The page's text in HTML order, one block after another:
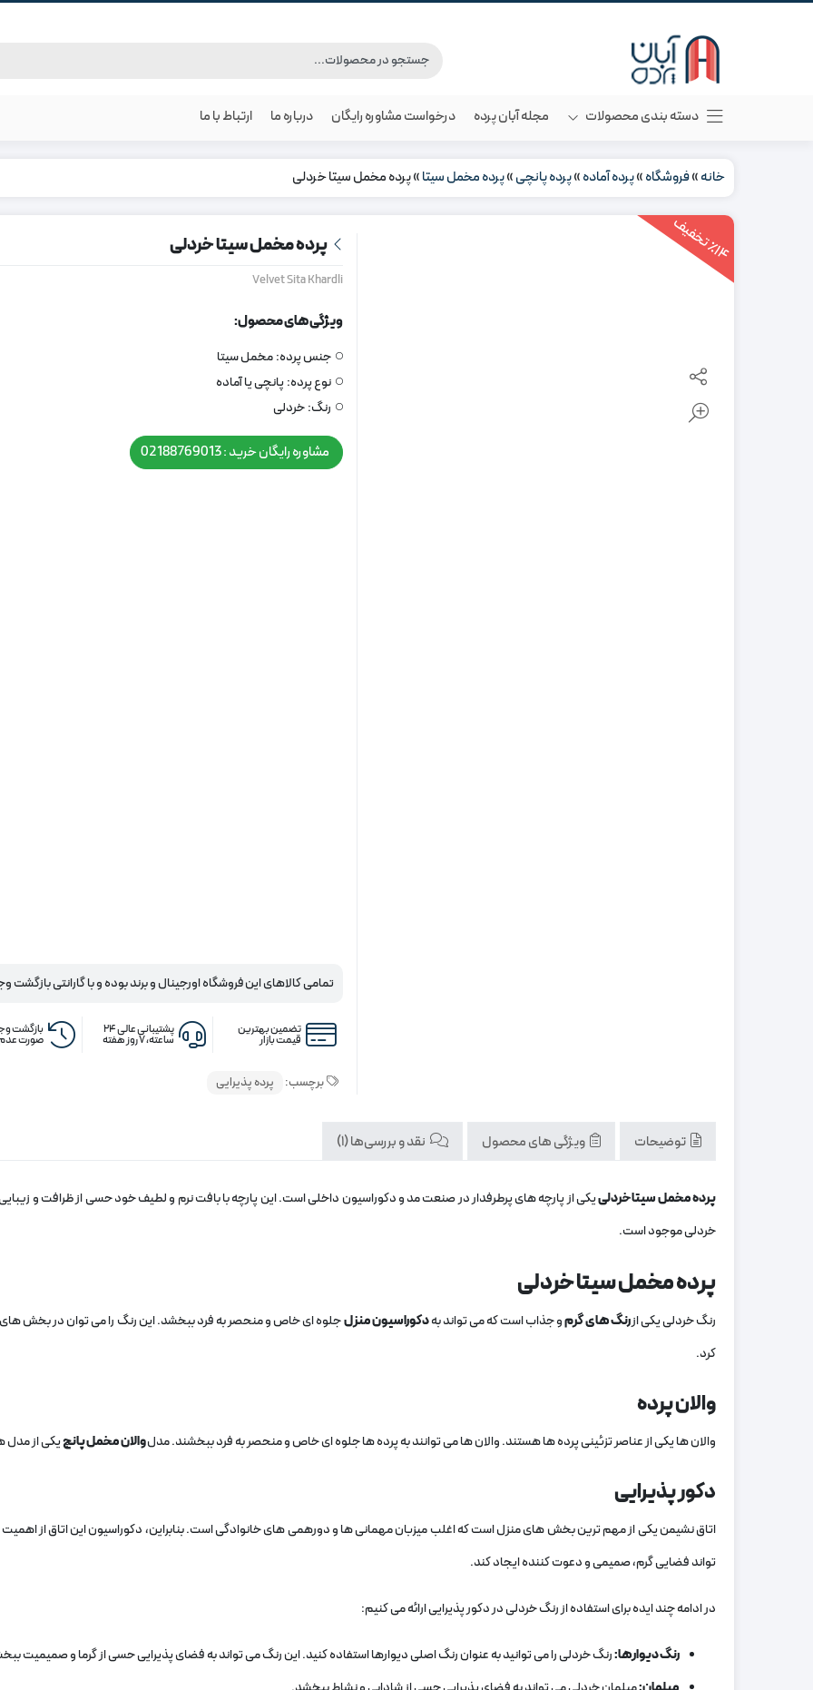
دسته بندی محصولات مجله آبان پرده درخواست مشاوره رایگان درباره ما ارتباط با ما
خانه»فروشگاه»پرده آماده»پرده پانچی»پرده مخمل سیتا»پرده مخمل سیتا خردلی
٪1
4
ت
خ
ف
یف پرده مخمل سیتا خردلی
Velvet Sita Khardli
ویژگی های محصول:
جنس پرده: مخمل سیتا
نوع پرده: پانچی یا آماده
رنگ: خردلی
مشاوره رایگان خرید : 02188769013
تمامی کالاهای این فروشگاه اورجینال و برند بوده و با گارانتی بازگشت
تضمین بهترین
قیمت بازار
پشتیبانی عالی ۲۴
ساعته، ۷ روز هفته
بازگشت
صورت
برچسب: پرده پذیرایی
توضیحات ویژگی های محصول نقد و بررسی‌ها (1)
پرده مخمل سیتا خردلییکی از پارچه‌ های پرطرفدار در صنعت مد و دکوراسیون داخلی است. این پارچه با بافت نرم و لطیف خود حسی از ظرافت و
خردلی موجود است.
پرده مخمل سیتا خردلی
رنگ خردلی یکی ازرنگ‌ های گرمو جذاب است که می‌ تواند بهدکوراسیون منزلجلوه‌ ای خاص و منحصر به‌ فرد ببخشد. این رنگ را می‌ توان در بخش‌ های
کرد.
والان پرده
والان‌ ها یکی از عناصر تزئینی پرده‌ ها هستند. والان‌ ها می‌ توانند به پرده‌ ها جلوه‌ ای خاص و منحصر به‌ فرد ببخشند. مدلوالان مخمل پانچیکی از مدل‌
دکور پذیرایی
اتاق نشیمن یکی از مهم‌ ترین بخش‌ های منزل است که اغلب میزبان مهمانی‌ ها و دورهمی‌ های خانوادگی است. بنابراین، دکوراسیون این اتاق از اهمیت
تواند فضایی گرم، صمیمی و دعوت‌ کننده ایجاد کند.
در ادامه چند ایده برای استفاده از رنگ خردلی در دکور پذیرایی ارائه می‌ کنیم:
رنگ دیوارها:رنگ خردلی را می‌ توانید به عنوان رنگ اصلی دیوارها استفاده کنید. این رنگ می‌ تواند به فضای پذیرایی حسی از گرما و صمیمیت